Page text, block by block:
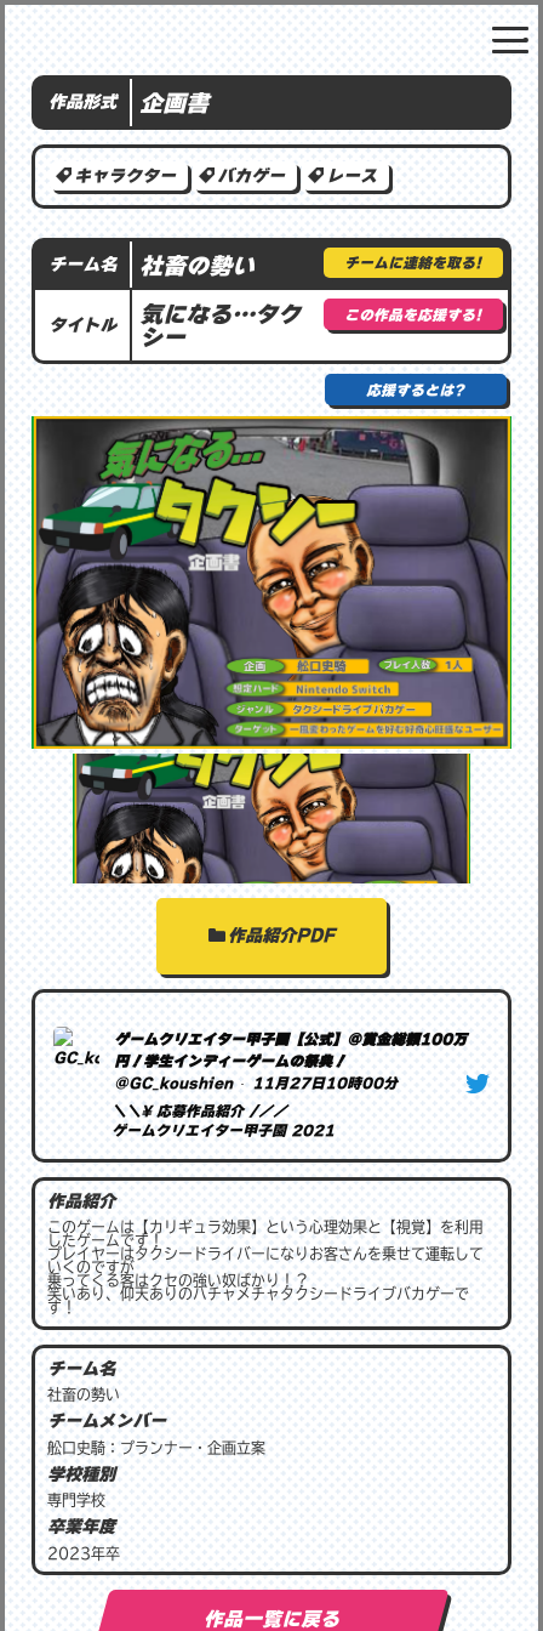
作品形式 企画書
キャラクター バカゲー レース
チーム名 社畜の勢い チームに連絡を取る!
タイトル
気になる…タク
シー
この作品を応援する!
応援するとは?
作品紹介PDF
ゲームクリエイター甲子園【公式】@賞金総額100万
円！学生インディーゲームの祭典！
@GC_koushien ·
11月27日10時00分
＼＼\ 応募作品紹介 /／／
ゲームクリエイター甲子園 2021
【気になる…タクシー】
┣ 企画書📝
┣ バカゲー
┗ レース
#GC甲子園
#タクシー_GC甲子園
▼作品ページはこちら
https://hubs.la/H0_T_CW0
作品紹介
このゲームは【カリギュラ効果】という心理効果と【視覚】を利用
したゲームです！
プレイヤーはタクシードライバーになりお客さんを乗せて運転して
いくのですが
乗ってくる客はクセの強い奴ばかり！？
笑いあり、仰天ありのハチャメチャタクシードライブバカゲーで
す！
チーム名
社畜の勢い
チームメンバー
舩口史騎：プランナー・企画立案
学校種別
専門学校
卒業年度
2023年卒
作品一覧に戻る